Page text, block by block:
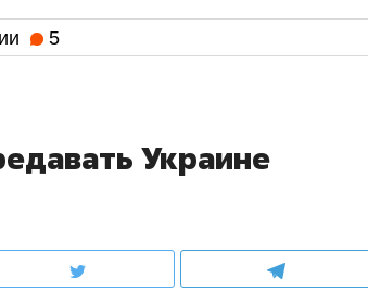
5
Украине